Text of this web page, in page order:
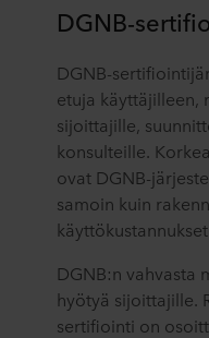
DGNB-
DGNB-
etuja käyttäjilleen,
sijoittajille,
konsulteille.
ovat DGNB-
samoin kuin
DGNB:n vahvasta
hyötyä sijoittajille.
sertifiointi on